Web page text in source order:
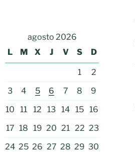
agosto 2026
L
M X J V S D
1
2
3
4 5 6 7 8
9
10
11 12 13 14 15 16
17 18 19 20 21 22 23
24 25 26 27 28 29 30